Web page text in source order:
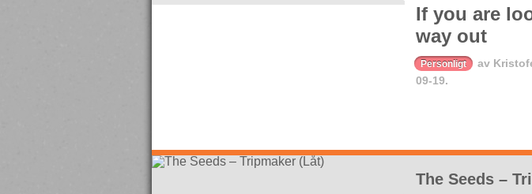
If you are
way out
Personligt av
09-19.
The Seeds –